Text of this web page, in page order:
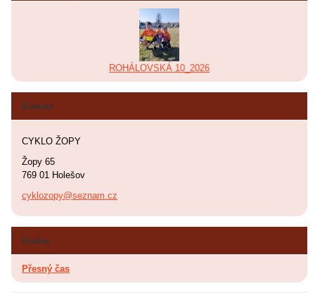
ROHÁLOVSKÁ 10_2026
Kontakt
CYKLO ŽOPY
Žopy 65
769 01 Holešov
cyklozopy@seznam.cz
Hodiny
Přesný čas